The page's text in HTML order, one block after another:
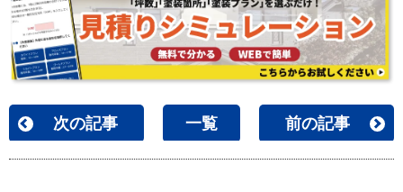
次の記事 一覧 前の記事